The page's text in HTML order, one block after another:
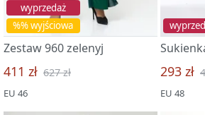
%% wyjściowa
wyprzedaż
Zestaw 960 zelenyj
411 zł 627 zł
EU 46
293 zł
EU 48